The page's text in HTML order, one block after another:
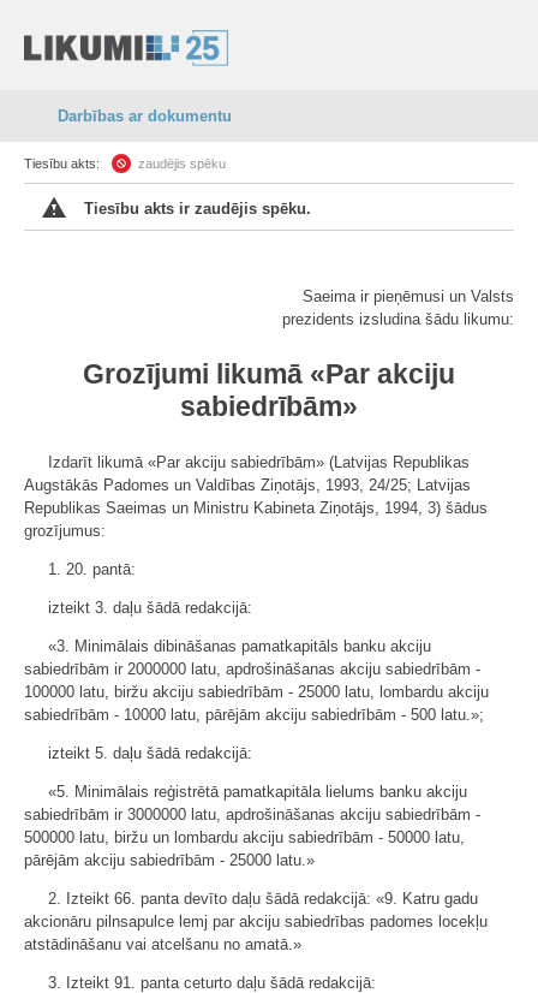
Darbības ar dokumentu
Tiesību akts: zaudējis spēku
Tiesību akts ir zaudējis spēku.
Saeima ir pieņēmusi un Valsts
prezidents izsludina šādu likumu:
Grozījumi likumā «Par akciju
sabiedrībām»
Izdarīt likumā «Par akciju sabiedrībām» (Latvijas Republikas
Augstākās Padomes un Valdības Ziņotājs, 1993, 24/25; Latvijas
Republikas Saeimas un Ministru Kabineta Ziņotājs, 1994, 3) šādus
grozījumus:
1. 20. pantā:
izteikt 3. daļu šādā redakcijā:
«3. Minimālais dibināšanas pamatkapitāls banku akciju
sabiedrībām ir 2000000 latu, apdrošināšanas akciju sabiedrībām -
100000 latu, biržu akciju sabiedrībām - 25000 latu, lombardu akciju
sabiedrībām - 10000 latu, pārējām akciju sabiedrībām - 500 latu.»;
izteikt 5. daļu šādā redakcijā:
«5. Minimālais reģistrētā pamatkapitāla lielums banku akciju
sabiedrībām ir 3000000 latu, apdrošināšanas akciju sabiedrībām -
500000 latu, biržu un lombardu akciju sabiedrībām - 50000 latu,
pārējām akciju sabiedrībām - 25000 latu.»
2. Izteikt 66. panta devīto daļu šādā redakcijā: «9. Katru gadu
akcionāru pilnsapulce lemj par akciju sabiedrības padomes locekļu
atstādināšanu vai atcelšanu no amatā.»
3. Izteikt 91. panta ceturto daļu šādā redakcijā: